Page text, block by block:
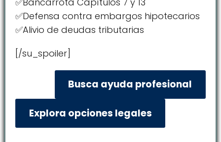
✅Defensa contra embargos hipotecarios
✅Alivio de deudas tributarias
[/su_spoiler]
Busca ayuda profesional
Explora opciones legales